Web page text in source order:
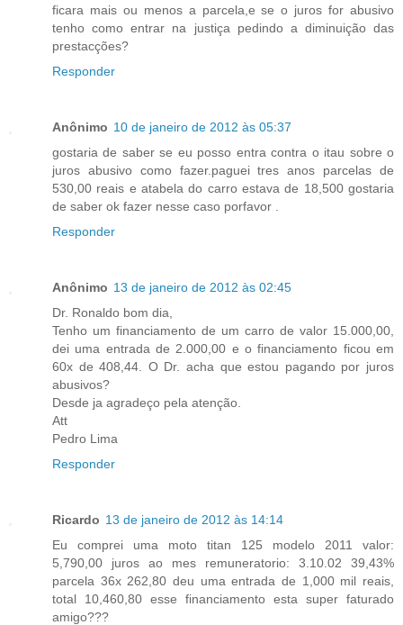
ficara mais ou menos a parcela,e se o juros for abusivo
tenho como entrar na justiça pedindo a diminuição das
prestacções?
Responder
Anônimo 10 de janeiro de 2012 às 05:37
gostaria de saber se eu posso entra contra o itau sobre o
juros abusivo como fazer.paguei tres anos parcelas de
530,00 reais e atabela do carro estava de 18,500 gostaria
de saber ok fazer nesse caso porfavor .
Responder
Anônimo 13 de janeiro de 2012 às 02:45
Dr. Ronaldo bom dia,
Tenho um financiamento de um carro de valor 15.000,00,
dei uma entrada de 2.000,00 e o financiamento ficou em
60x de 408,44. O Dr. acha que estou pagando por juros
abusivos?
Desde ja agradeço pela atenção.
Att
Pedro Lima
Responder
Ricardo 13 de janeiro de 2012 às 14:14
Eu comprei uma moto titan 125 modelo 2011 valor:
5,790,00 juros ao mes remuneratorio: 3.10.02 39,43%
parcela 36x 262,80 deu uma entrada de 1,000 mil reais,
total 10,460,80 esse financiamento esta super faturado
amigo???